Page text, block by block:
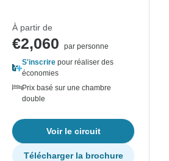
À partir de
€2,060
par personne
S'inscrire pour réaliser des
économies
Prix basé sur une chambre
double
Voir le circuit
Télécharger la brochure